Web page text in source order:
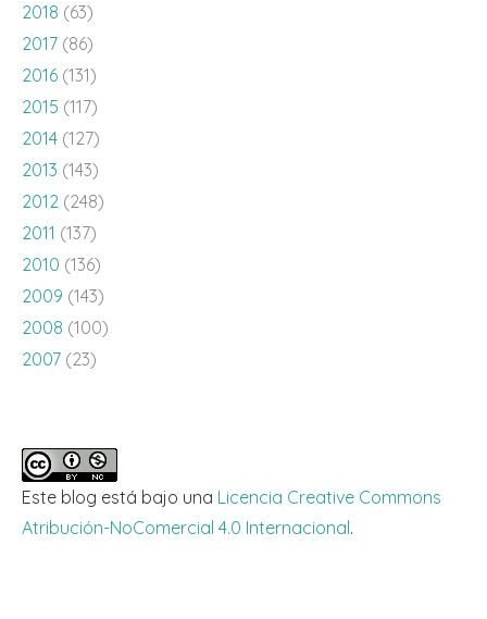
2018 (63)
2017 (86)
2016 (131)
2015 (117)
2014 (127)
2013 (143)
2012 (248)
2011 (137)
2010 (136)
2009 (143)
2008 (100)
2007 (23)
Este blog está bajo una Licencia Creative Commons
Atribución-NoComercial 4.0 Internacional.